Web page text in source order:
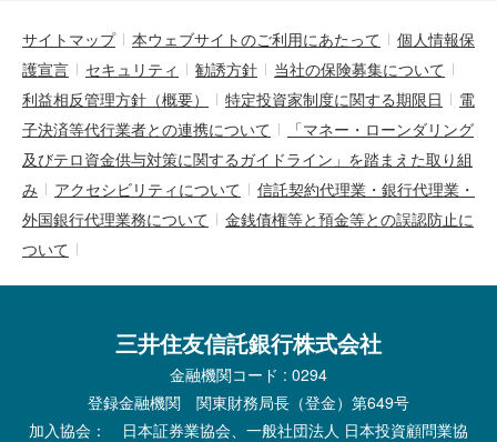
サイトマップ 本ウェブサイトのご利用にあたって
個人情報保
護宣言
セキュリティ 勧誘方針
当社の保険募集について
利益相反管理方針（概要）
特定投資家制度に関する期限日
電
子決済等代行業者との連携について
「マネー・ローンダリング
及びテロ資金供与対策に関するガイドライン」を踏まえた取り組
み
アクセシビリティについて
信託契約代理業・銀行代理業・
外国銀行代理業務について
金銭債権等と預金等との誤認防止に
ついて
三井住友信託銀行株式会社
金融機関コード : 0294
登録金融機関 関東財務局長（登金）第649号
加入協会： 日本証券業協会、一般社団法人 日本投資顧問業協